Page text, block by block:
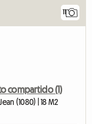
11
compartido (1)
(1080) | 18 M2